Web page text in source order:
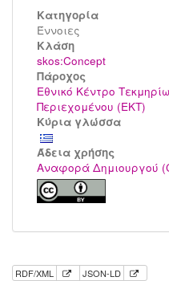
Κατηγορία
Έννοιες
Kλάση
skos:Concept
Πάροχος
Εθνικό Κέντρο
Περιεχομένου (ΕΚΤ)
Κύρια γλώσσα
Άδεια χρήσης
Αναφορά Δημιουργού
RDF/XML JSON-LD